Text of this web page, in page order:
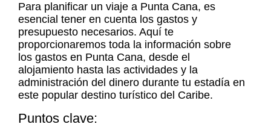
Para planificar un viaje a Punta Cana, es
esencial tener en cuenta los gastos y
presupuesto necesarios. Aquí te
proporcionaremos toda la información sobre
los gastos en Punta Cana, desde el
alojamiento hasta las actividades y la
administración del dinero durante tu estadía en
este popular destino turístico del Caribe.
Puntos clave: